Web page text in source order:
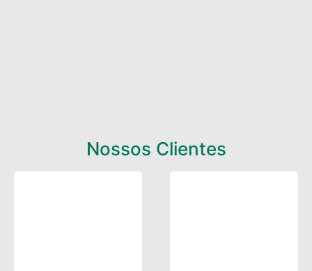
Nossos Clientes